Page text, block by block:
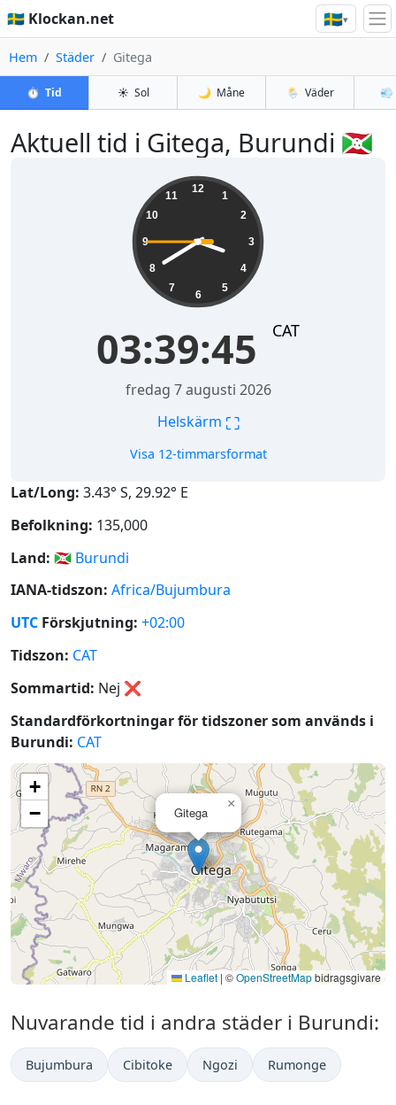
🇸🇪 Klockan.net 🇸🇪▾
Hem Städer Gitega
⏱️ Tid ☀️ Sol 🌙 Måne 🌦️ Väder 💨
Aktuell tid i Gitega, Burundi 🇧🇮
12
1
2
3
4
5
6
7
8
9
10
11
03:39:45 CAT
fredag 7 augusti 2026
Helskärm ⛶
Visa 12-timmarsformat
Lat/Long: 3.43° S, 29.92° E
Befolkning: 135,000
Land: 🇧🇮 Burundi
IANA-tidszon: Africa/Bujumbura
UTC Förskjutning: +02:00
Tidszon: CAT
Sommartid: Nej ❌
Standardförkortningar för tidszoner som används i
Burundi: CAT
Gitega
×
+
−
Leaflet | ©OpenStreetMapbidragsgivare
Nuvarande tid i andra städer i Burundi:
Bujumbura Cibitoke Ngozi Rumonge